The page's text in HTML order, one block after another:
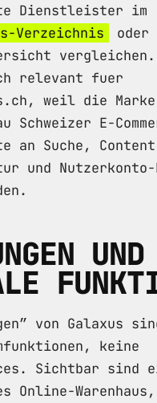
Dienstleister im
Verzeichnis
relevant fuer
weil die
Schweizer E-
an Suche,
und Nutzerkonto-
UND
von Galaxus
keine
Sichtbar sind
Online-Warenhaus,